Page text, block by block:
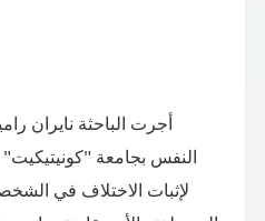
أجرت الباحثة نايران
لإثبات الاختلاف في